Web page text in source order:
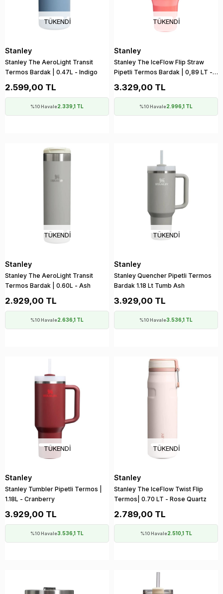
TÜKENDI
Stanley
Stanley The AeroLight Transit
Termos Bardak | 0.47L - Indigo
2.599,00 TL
%10 Havale2.339,1 TL
TÜKENDI
Stanley
Stanley The IceFlow Flip Straw
Pipetli Termos Bardak | 0,89 LT -
3.329,00 TL
%10 Havale2.996,1 TL
TÜKENDI
Stanley
Stanley The AeroLight Transit
Termos Bardak | 0.60L - Ash
2.929,00 TL
%10 Havale2.636,1 TL
TÜKENDI
Stanley
Stanley Quencher Pipetli Termos
Bardak 1.18 Lt Tumb Ash
3.929,00 TL
%10 Havale3.536,1 TL
TÜKENDI
Stanley
Stanley Tumbler Pipetli Termos |
1.18L - Cranberry
3.929,00 TL
%10 Havale3.536,1 TL
TÜKENDI
Stanley
Stanley The IceFlow Twist Flip
Termos| 0.70 LT - Rose Quartz
2.789,00 TL
%10 Havale2.510,1 TL